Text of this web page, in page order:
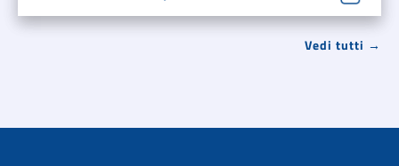
Vedi tutti →